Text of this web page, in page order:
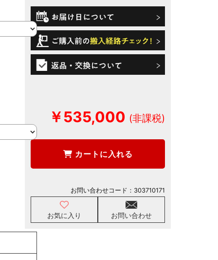
￥535,000
カートに入れる
お気に入り お問い合わせ
お問い合わせコード： 303710171